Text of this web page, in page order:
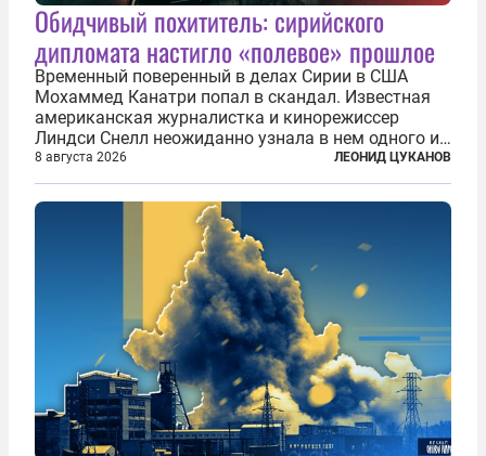
Обидчивый похититель: сирийского
дипломата настигло «полевое» прошлое
Временный поверенный в делах Сирии в США
Мохаммед Канатри попал в скандал. Известная
американская журналистка и кинорежиссер
Линдси Снелл неожиданно узнала в нем одного из
бандитов, похитивших ее в сирийском Алеппо в
2016 году. Журналистка убеждена, что Канатри, в
то время известный под подпольным...
8 августа 2026 ЛЕОНИД ЦУКАНОВ